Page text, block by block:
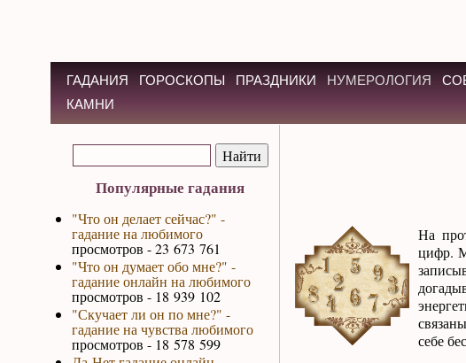
ГАДАНИЯ ГОРОСКОПЫ ПРАЗДНИКИ НУМЕРОЛОГИЯ
КАМНИ
Популярные гадания
"Что он делает сейчас?" -
гадание на любимого
просмотров - 23 673 761
"Что он думает обо мне?" -
гадание онлайн на любимого
просмотров - 18 939 102
"Скучает ли он по мне?" -
гадание на чувства любимого
просмотров - 18 578 599
На
цифр.
себе